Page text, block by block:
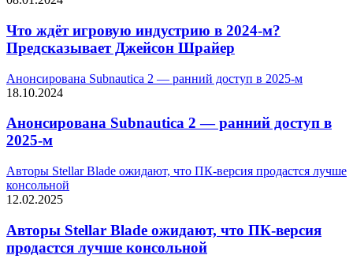
Что ждёт игровую индустрию в 2024-м?
Предсказывает Джейсон Шрайер
Анонсирована Subnautica 2 — ранний доступ в 2025-м
18.10.2024
Анонсирована Subnautica 2 — ранний доступ в
2025-м
Авторы Stellar Blade ожидают, что ПК-версия продастся лучше
консольной
12.02.2025
Авторы Stellar Blade ожидают, что ПК-версия
продастся лучше консольной